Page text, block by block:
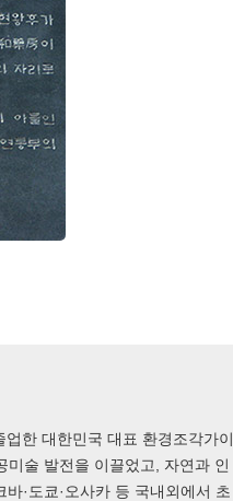
한 대한민국 대표 환경조각가이
술 발전을 이끌었고, 자연과 인
·도쿄·오사카 등 국내외에서 초